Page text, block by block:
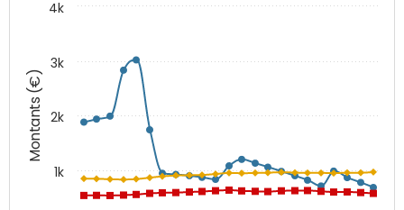
Montants (€)
1k
2k
3k
4k